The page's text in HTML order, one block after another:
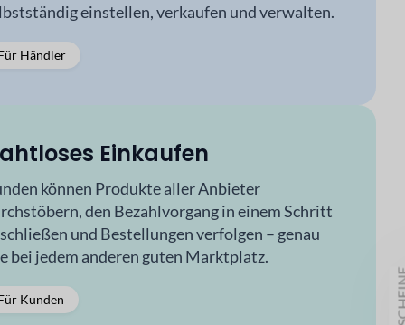
einstellen, verkaufen und verwalten.
Händler
Einkaufen
können Produkte aller Anbieter
den Bezahlvorgang in einem Schritt
und Bestellungen verfolgen – genau
bei jedem anderen guten Marktplatz.
Kunden